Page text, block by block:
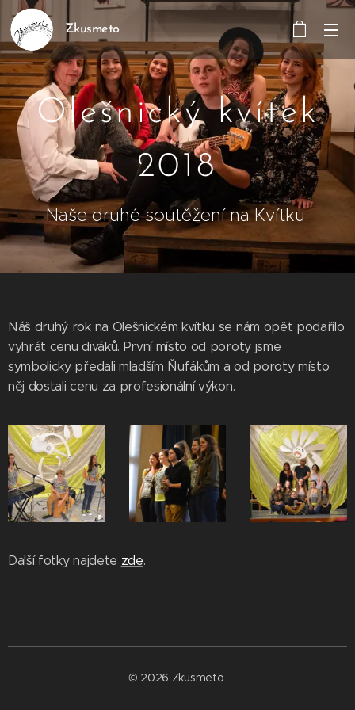
Zkusmeto
Olešnický kvítek
2018
Naše druhé soutěžení na Kvítku.
Náš druhý rok na Olešnickém kvítku se nám opět podařilo
vyhrát cenu diváků. První místo od poroty jsme
symbolicky předali mladším Ňufákům a od poroty místo
něj dostali cenu za profesionální výkon.
Další fotky najdete zde.
© 2026 Zkusmeto